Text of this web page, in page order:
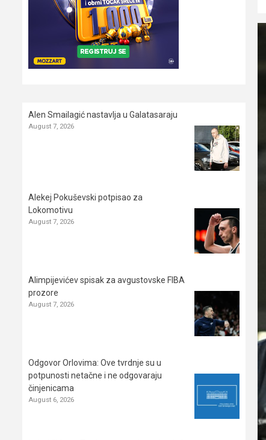
Alen Smailagić nastavlja u Galatasaraju
August 7, 2026
Alekej Pokuševski potpisao za
Lokomotivu
August 7, 2026
Alimpijevićev spisak za avgustovske FIBA
prozore
August 7, 2026
Odgovor Orlovima: ​Ove tvrdnje su u
potpunosti netačne i ne odgovaraju
činjenicama
August 6, 2026